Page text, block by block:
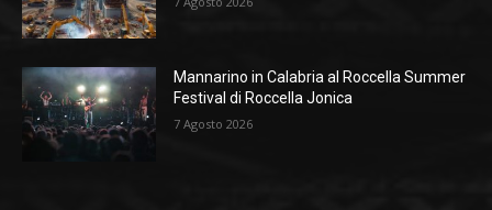
Mannarino in Calabria al Roccella Summer
Festival di Roccella Jonica
7 Agosto 2026